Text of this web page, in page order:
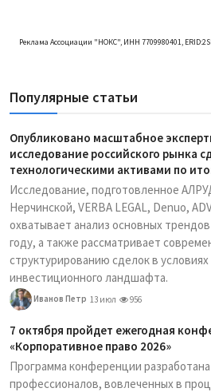
Реклама Ассоциации "НОКС", ИНН 7709980401,
Популярные статьи
Опубликовано масштабное
исследование российского рынка
технологическими активами по
Исследование, подготовленное
Нерчинской, VERBA LEGAL, Denuo,
охватывает анализ основных трендов
году, а также рассматривает
структурированию сделок в
инвестиционного ландшафта.
Иванов Петр 13 июл 956
7 октября пройдет ежегодная
«Корпоративное право 2026»
Программа конференции
профессионалов, вовлеченных в